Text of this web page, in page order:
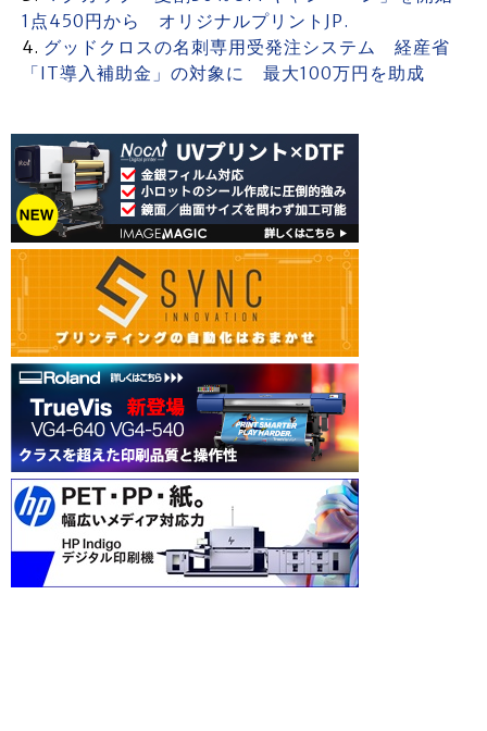
1点450円から オリジナルプリントJP.
グッドクロスの名刺専用受発注システム 経産省
「IT導入補助金」の対象に 最大100万円を助成